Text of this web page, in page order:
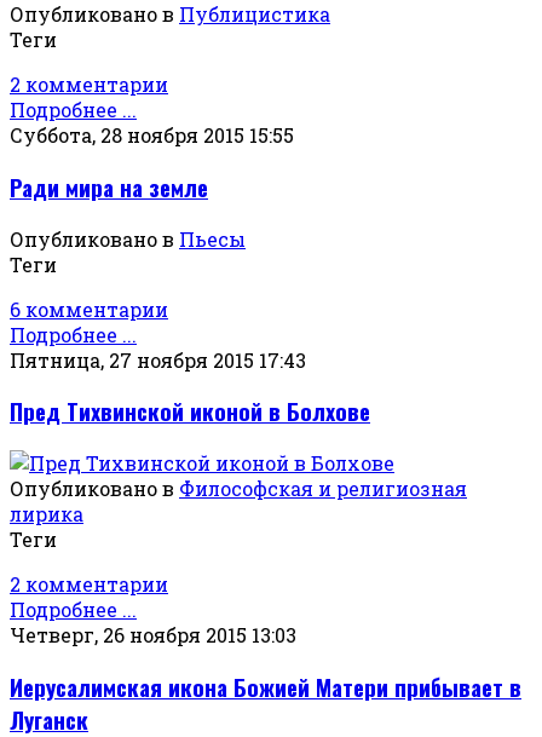
Опубликовано в Публицистика
Теги
2 комментарии
Подробнее ...
Суббота, 28 ноября 2015 15:55
Ради мира на земле
Опубликовано в Пьесы
Теги
6 комментарии
Подробнее ...
Пятница, 27 ноября 2015 17:43
Пред Тихвинской иконой в Болхове
Опубликовано в Философская и религиозная
лирика
Теги
2 комментарии
Подробнее ...
Четверг, 26 ноября 2015 13:03
Иерусалимская икона Божией Матери прибывает в
Луганск